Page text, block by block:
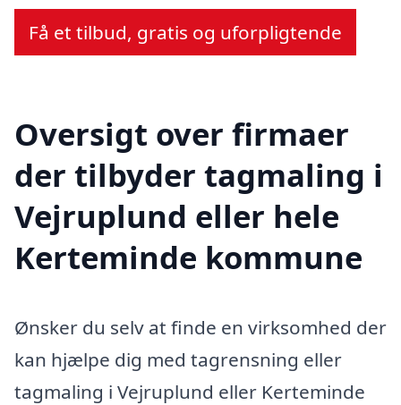
Få et tilbud, gratis og uforpligtende
Oversigt over firmaer
der tilbyder tagmaling i
Vejruplund eller hele
Kerteminde kommune
Ønsker du selv at finde en virksomhed der
kan hjælpe dig med tagrensning eller
tagmaling i Vejruplund eller Kerteminde